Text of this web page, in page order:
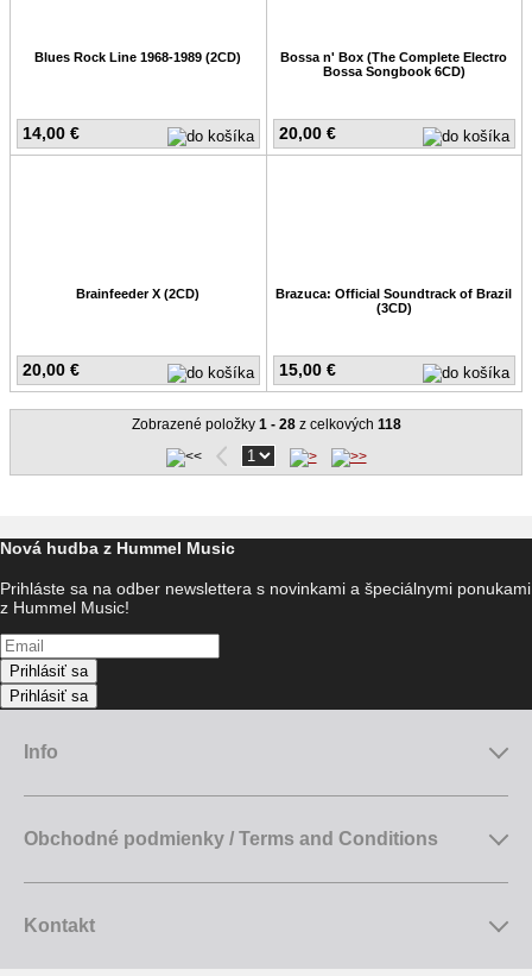
14,00 €
Blues Rock Line 1968-1989 (2CD)
20,00 €
Bossa n' Box (The Complete Electro
Bossa Songbook 6CD)
20,00 €
Brainfeeder X (2CD)
15,00 €
Brazuca: Official Soundtrack of Brazil
(3CD)
Zobrazené položky 1 - 28z celkových 118
Nová hudba z Hummel Music
Prihláste sa na odber newslettera s novinkami a špeciálnymi ponukami
z Hummel Music!
Prihlásiť sa
Prihlásiť sa
Info
Obchodné podmienky / Terms and Conditions
Kontakt